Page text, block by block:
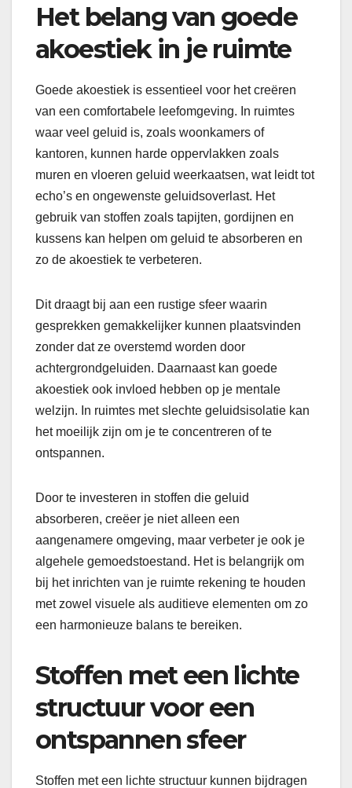
Het belang van goede
akoestiek in je ruimte
Goede akoestiek is essentieel voor het creëren
van een comfortabele leefomgeving. In ruimtes
waar veel geluid is, zoals woonkamers of
kantoren, kunnen harde oppervlakken zoals
muren en vloeren geluid weerkaatsen, wat leidt tot
echo’s en ongewenste geluidsoverlast. Het
gebruik van stoffen zoals tapijten, gordijnen en
kussens kan helpen om geluid te absorberen en
zo de akoestiek te verbeteren.
Dit draagt bij aan een rustige sfeer waarin
gesprekken gemakkelijker kunnen plaatsvinden
zonder dat ze overstemd worden door
achtergrondgeluiden. Daarnaast kan goede
akoestiek ook invloed hebben op je mentale
welzijn. In ruimtes met slechte geluidsisolatie kan
het moeilijk zijn om je te concentreren of te
ontspannen.
Door te investeren in stoffen die geluid
absorberen, creëer je niet alleen een
aangenamere omgeving, maar verbeter je ook je
algehele gemoedstoestand. Het is belangrijk om
bij het inrichten van je ruimte rekening te houden
met zowel visuele als auditieve elementen om zo
een harmonieuze balans te bereiken.
Stoffen met een lichte
structuur voor een
ontspannen sfeer
Stoffen met een lichte structuur kunnen bijdragen